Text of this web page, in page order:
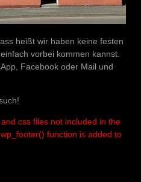
heißt wir haben keine festen
vorbei kommen kannst.
Facebook oder Mail und
css files not included in the
function is added to